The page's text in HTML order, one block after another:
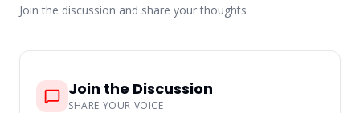
Join the discussion and share your thoughts
Join the Discussion
SHARE YOUR VOICE